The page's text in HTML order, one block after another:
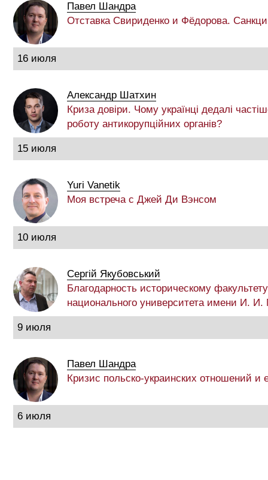
Павел Шандра
Отставка Свириденко и Фёдорова.
16 июля
Александр Шатхин
Криза довіри. Чому українці дедалі
роботу антикорупційних органів?
15 июля
Yuri Vanetik
Моя встреча с Джей Ди Вэнсом
10 июля
Сергій Якубовський
Благодарность историческому
национального университета имени И. И.
9 июля
Павел Шандра
Кризис польско-украинских отношений и
6 июля